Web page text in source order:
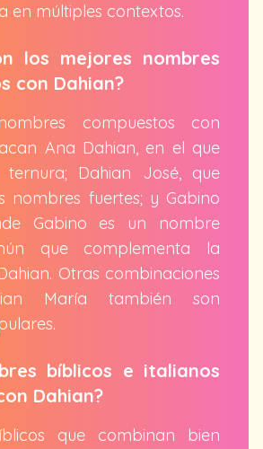
en múltiples contextos.
los mejores nombres
con Dahian?
compuestos con
Ana Dahian, en el que
Dahian José, que
nombres fuertes; y Gabino
Gabino es un nombre
que complementa la
Otras combinaciones
María también son
bíblicos e italianos
Dahian?
que combinan bien